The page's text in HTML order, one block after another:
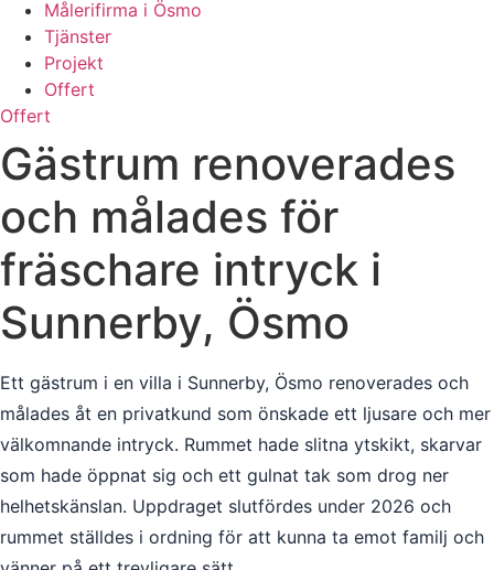
Målerifirma i Ösmo
Tjänster
Projekt
Offert
Offert
Gästrum renoverades
och målades för
fräschare intryck i
Sunnerby, Ösmo
Ett gästrum i en villa i Sunnerby, Ösmo renoverades och
målades åt en privatkund som önskade ett ljusare och mer
välkomnande intryck. Rummet hade slitna ytskikt, skarvar
som hade öppnat sig och ett gulnat tak som drog ner
helhetskänslan. Uppdraget slutfördes under 2026 och
rummet ställdes i ordning för att kunna ta emot familj och